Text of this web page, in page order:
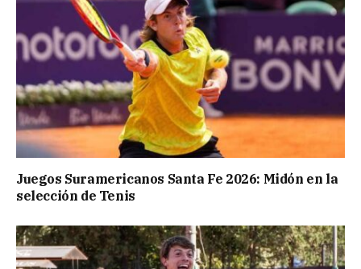
Juegos Suramericanos Santa Fe 2026: Midón en la
selección de Tenis